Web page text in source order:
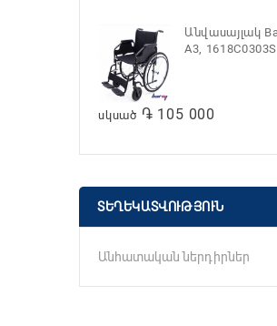
Անվասայլակ Barry
A3, 1618C0303S
սկսած ֏ 105 000
ՏԵՂԵԿԱՏՎՈՒԹՅՈՒՆ
Անհատական ներդիրներ